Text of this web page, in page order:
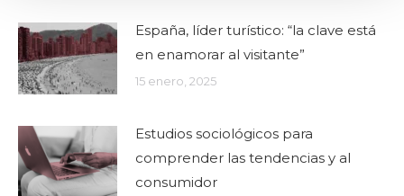
España, líder turístico: “la clave está
en enamorar al visitante”
15 enero, 2025
Estudios sociológicos para
comprender las tendencias y al
consumidor